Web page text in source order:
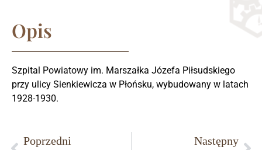
Opis
Szpital Powiatowy im. Marszałka Józefa Piłsudskiego
przy ulicy Sienkiewicza w Płońsku, wybudowany w latach
1928-1930.
Poprzedni Następny